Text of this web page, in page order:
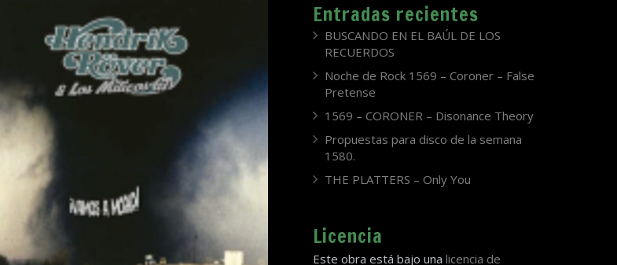
Entradas recientes
BUSCANDO EN EL BAÚL DE LOS
RECUERDOS
Noche de Rock 1569 – Coroner – False
Pretense
1569 – CORONER – Disonance Theory
Propuestas para disco de la semana
1580.
THE PLATTERS – Only You
Licencia
Este obra está bajo una licencia de